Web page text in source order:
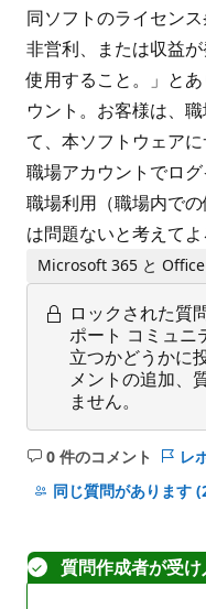
同ソフトのライセン
非営利、または収益
使用すること。」と
ウント。お客様は、
て、本ソフトウェアに
職場アカウントでロ
職場利用（職場内で
は問題ないと考えて
Microsoft 365 と
ロックされた質問
ポート コミュニ
立つかどうかに
メントの追加、
ません。
0 件のコメント
コ
メ
は
あ
レ
同じ質問があります
質問作成者が受